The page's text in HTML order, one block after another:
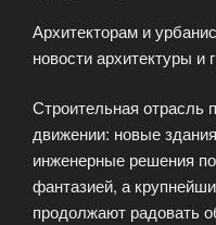
Архитекторам и
новости архитектуры и
Строительная отрасль
движении: новые
инженерные решения
фантазией, а
продолжают радовать